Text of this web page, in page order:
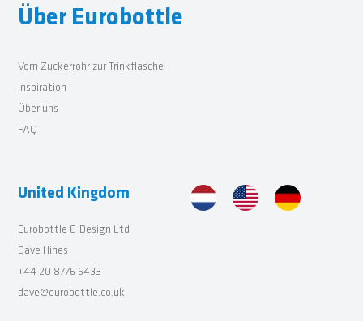
Über Eurobottle
Vom Zuckerrohr zur Trinkflasche
Inspiration
Über uns
FAQ
United Kingdom
Eurobottle & Design Ltd
Dave Hines
+44 20 8776 6433
dave@eurobottle.co.uk